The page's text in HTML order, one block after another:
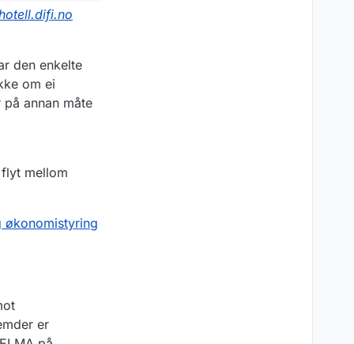
den enkelte
om ei
annan måte
mellom
er